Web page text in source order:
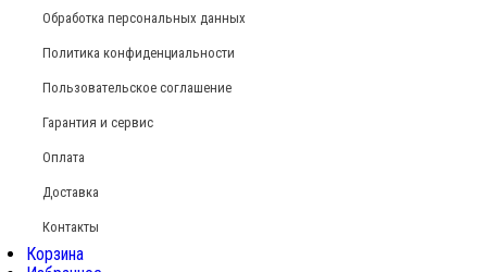
Обработка персональных данных
Политика конфиденциальности
Пользовательское соглашение
Гарантия и сервис
Оплата
Доставка
Контакты
Корзина